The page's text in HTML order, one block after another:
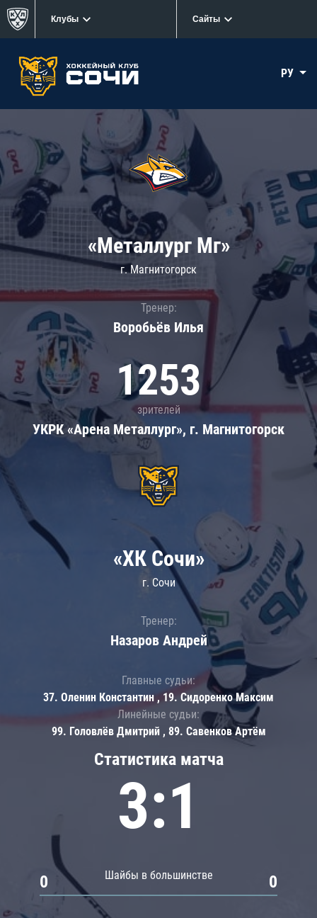
Клубы Сайты
РУ
«Металлург Мг»
г. Магнитогорск
Тренер:
Воробьёв Илья
1253
зрителей
УКРК «Арена Металлург», г. Магнитогорск
Статистика матча
3:1
Шайбы в большинстве
0 0
«ХК Сочи»
г. Сочи
Тренер:
Назаров Андрей
Главные судьи:
37. Оленин Константин , 19. Сидоренко Максим
Линейные судьи:
99. Головлёв Дмитрий , 89. Савенков Артём